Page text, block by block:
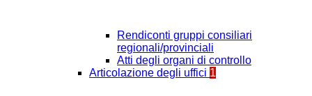
Rendiconti gruppi consiliari
regionali/provinciali
Atti degli organi di controllo
Articolazione degli uffici 1